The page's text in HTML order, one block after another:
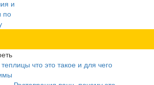
что это такое и для чего